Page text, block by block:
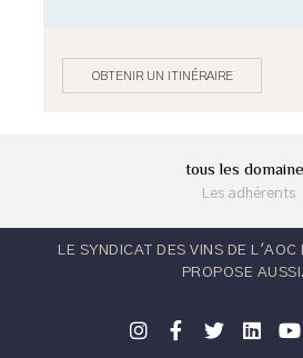
OBTENIR UN ITINÉRAIRE
tous les
Les adhérents
LE SYNDICAT DES VINS DE
PROPOSE